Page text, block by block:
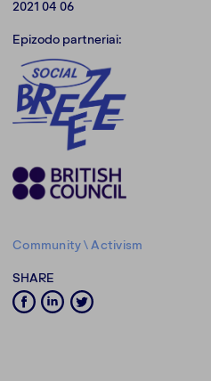
2021 04 06
Epizodo partneriai:
Community\ Activism
SHARE